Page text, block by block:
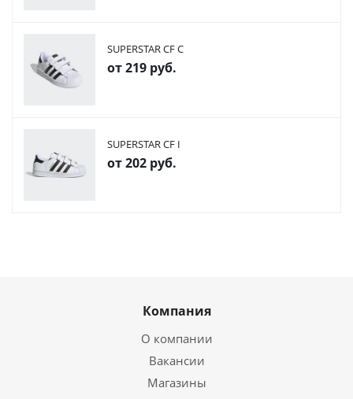
SUPERSTAR CF C
от219 руб.
SUPERSTAR CF I
от202 руб.
Компания
О компании
Вакансии
Магазины